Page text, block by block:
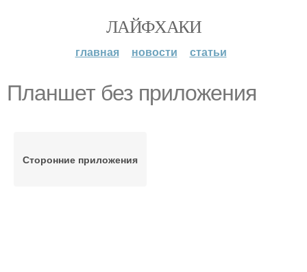
ЛАЙФХАКИ
главная новости статьи
Планшет без приложения
Сторонние приложения